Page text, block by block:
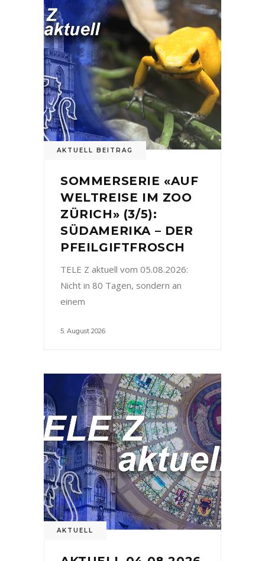
AKTUELL BEITRAG
SOMMERSERIE «AUF
WELTREISE IM ZOO
ZÜRICH» (3/5):
SÜDAMERIKA – DER
PFEILGIFTFROSCH
TELE Z aktuell vom 05.08.2026:
Nicht in 80 Tagen, sondern an
einem
5. August 2026
AKTUELL